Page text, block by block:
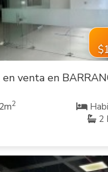
en venta en
2
2